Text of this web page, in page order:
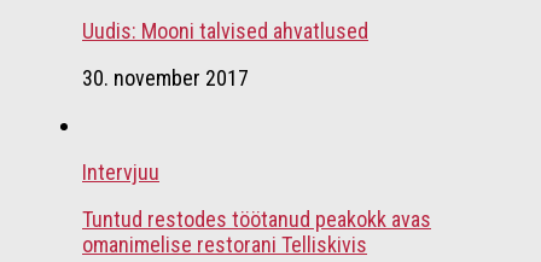
Uudis: Mooni talvised ahvatlused
30. november 2017
Intervjuu
Tuntud restodes töötanud peakokk avas
omanimelise restorani Telliskivis